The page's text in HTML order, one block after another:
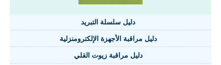
دليل سلسلة التبريد
دليل مراقبة الأجهزة الإلكترومنزلية
دليل مراقبة زيوت القلي